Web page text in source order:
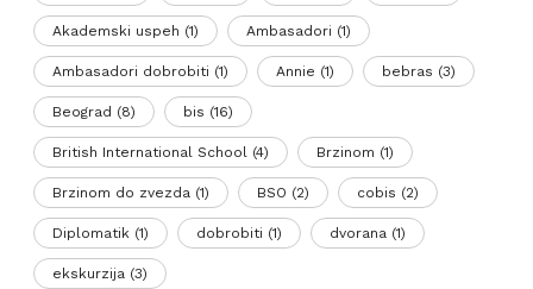
Akademski uspeh (1) Ambasadori (1)
Ambasadori dobrobiti (1) Annie (1) bebras (3)
Beograd (8) bis (16)
British International School (4) Brzinom (1)
Brzinom do zvezda (1) BSO (2) cobis (2)
Diplomatik (1) dobrobiti (1) dvorana (1)
ekskurzija (3)